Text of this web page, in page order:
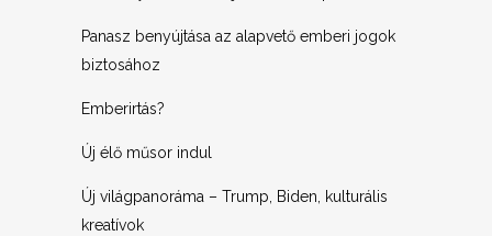
Panasz benyújtása az alapvető emberi jogok
biztosához
Emberirtás?
Új élő műsor indul
Új világpanoráma – Trump, Biden, kulturális
kreatívok